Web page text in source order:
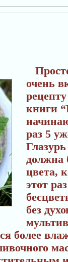
очень
книги
раз 5
должна
цвета,
этот
без
более